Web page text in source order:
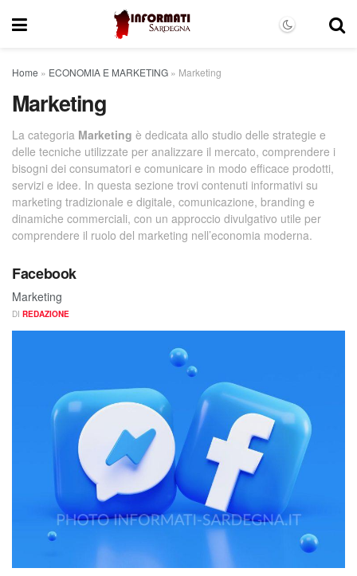
Home » ECONOMIA E MARKETING » Marketing
Marketing
La categoria Marketing è dedicata allo studio delle strategie e
delle tecniche utilizzate per analizzare il mercato, comprendere i
bisogni dei consumatori e comunicare in modo efficace prodotti,
servizi e idee. In questa sezione trovi contenuti informativi su
marketing tradizionale e digitale, comunicazione, branding e
dinamiche commerciali, con un approccio divulgativo utile per
comprendere il ruolo del marketing nell’economia moderna.
Facebook
Marketing
DI REDAZIONE